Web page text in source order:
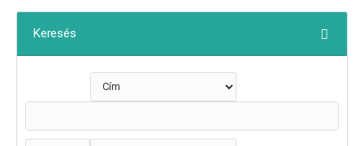
Keresés